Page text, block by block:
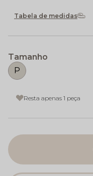
Tabela de medidas
Tamanho
P
Resta apenas 1 peça